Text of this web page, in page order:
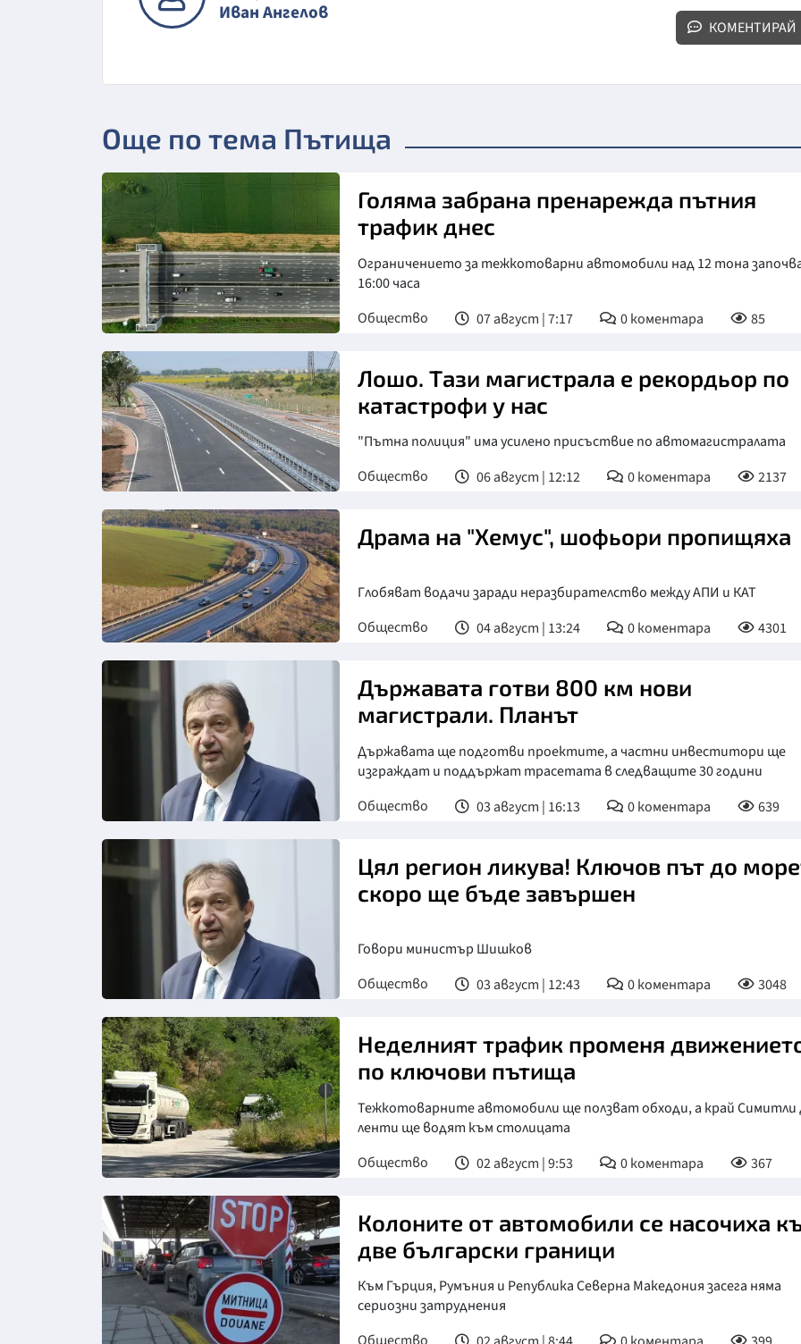
Иван Ангелов
КОМЕНТИРАЙ
Още по тема Пътища
Снимка: БТА
Голяма забрана пренарежда пътния
трафик днес
Ограничението за тежкотоварни автомобили над 12 тона
16:00 часа
Общество
07 август | 7:17 0коментара 85
Лошо. Тази магистрала е рекордьор по
катастрофи у нас
"Пътна полиция" има усилено присъствие по автомагистралата
Общество
06 август | 12:12 0коментара 2137
Драма на "Хемус", шофьори пропищяха
Глобяват водачи заради неразбирателство между АПИ и КАТ
Общество
04 август | 13:24 0коментара 4301
Снимка: БГНЕС
Държавата готви 800 км нови
магистрали. Планът
Държавата ще подготви проектите, а частни инвеститори ще
изграждат и поддържат трасетата в следващите 30 години
Общество
03 август | 16:13 0коментара 639
Снимка: БГНЕС
Цял регион ликува! Ключов път до
скоро ще бъде завършен
Говори министър Шишков
Общество
03 август | 12:43 0коментара 3048
Снимка: БНТ
Неделният трафик променя
по ключови пътища
Тежкотоварните автомобили ще ползват обходи, а край Симитли
ленти ще водят към столицата
Общество
02 август | 9:53 0коментара 367
Колоните от автомобили се насочиха
две български граници
Към Гърция, Румъния и Република Северна Македония засега няма
сериозни затруднения